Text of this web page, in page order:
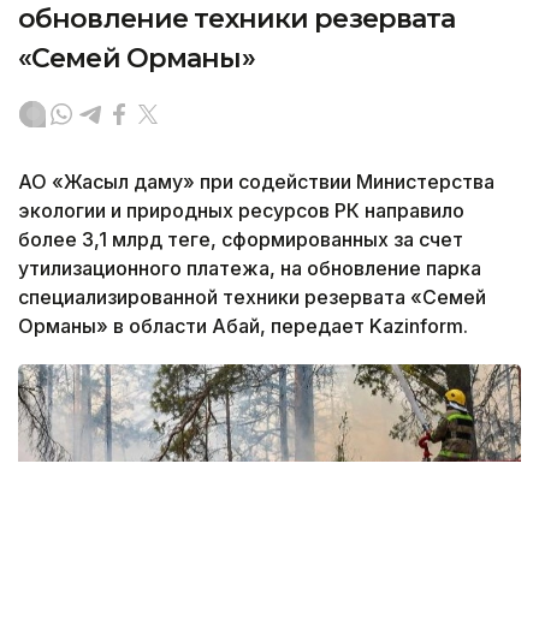
обновление техники резервата
«Семей Орманы»
АО «Жасыл даму» при содействии Министерства
экологии и природных ресурсов РК направило
более 3,1 млрд теңге, сформированных за счет
утилизационного платежа, на обновление парка
специализированной техники резервата «Семей
Орманы» в области Абай, передает Kazinform.